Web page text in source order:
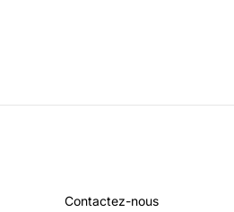
Contactez-nous